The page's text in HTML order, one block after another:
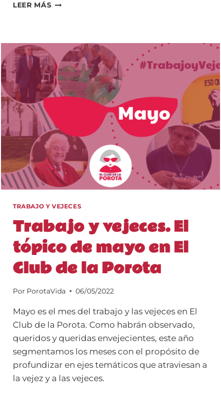
LEER MÁS PROYECTOS
IMPORTANCIA
DE
PREPARARNOS
TRABAJO Y VEJECES
Trabajo y vejeces. El
tópico de mayo en El
Club de la Porota
Por PorotaVida 06/05/2022
Mayo es el mes del trabajo y las vejeces en El
Club de la Porota. Como habrán observado,
queridos y queridas envejecientes, este año
segmentamos los meses con el propósito de
profundizar en ejes temáticos que atraviesan a
la vejez y a las vejeces.